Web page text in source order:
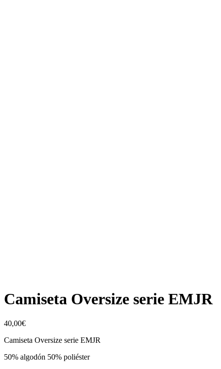
Camiseta Oversize serie EMJR
40,00€
Camiseta Oversize serie EMJR
50% algodón 50% poliéster